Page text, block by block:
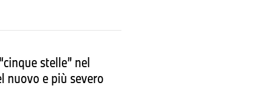
nuovi standard per
contribuiscono a
In questo modo, il
stelle” nel
nuovo e più severo